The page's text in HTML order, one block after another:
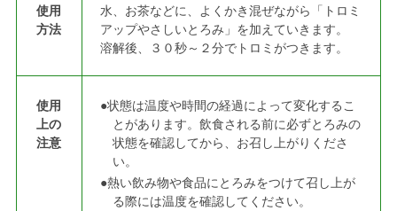
使用
方法
水、お茶などに、よくかき混ぜながら「トロミ
アップやさしいとろみ」を加えていきます。
溶解後、３０秒～２分でトロミがつきます。
使用
上の
注意
●状態は温度や時間の経過によって変化するこ
とがあります。飲食される前に必ずとろみの
状態を確認してから、お召し上がりくださ
い。
●熱い飲み物や食品にとろみをつけて召し上が
る際には温度を確認してください。